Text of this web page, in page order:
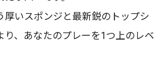
厚いスポンジと最新鋭のトップシ
り、あなたのプレーを1つ上のレベ